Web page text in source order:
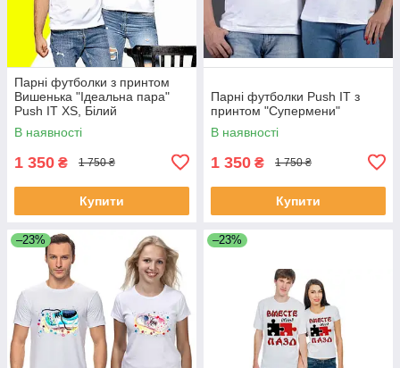
Парні футболки з принтом
Вишенька "Ідеальна пара"
Push IT XS, Білий
В наявності
1 350 ₴ 1 750 ₴
Купити
Парні футболки Push IT з
принтом "Супермени"
В наявності
1 350 ₴ 1 750 ₴
Купити
–23% –23%